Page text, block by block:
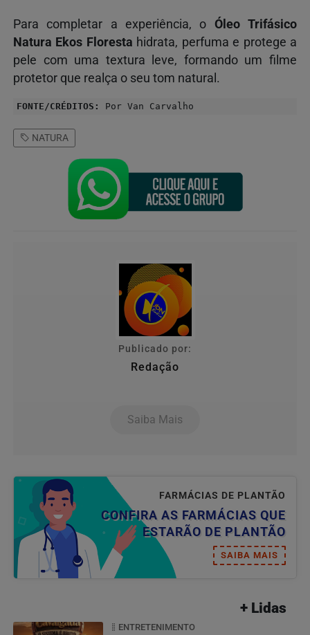
Para completar a experiência, o Óleo Trifásico
Natura Ekos Floresta hidrata, perfuma e protege a
pele com uma textura leve, formando um filme
protetor que realça o seu tom natural.
FONTE/CRÉDITOS: Por Van Carvalho
NATURA
Publicado por:
Redação
Saiba Mais
FARMÁCIAS DE PLANTÃO
CONFIRA AS FARMÁCIAS QUE
ESTARÃO DE PLANTÃO
SAIBA MAIS
+ Lidas
ENTRETENIMENTO